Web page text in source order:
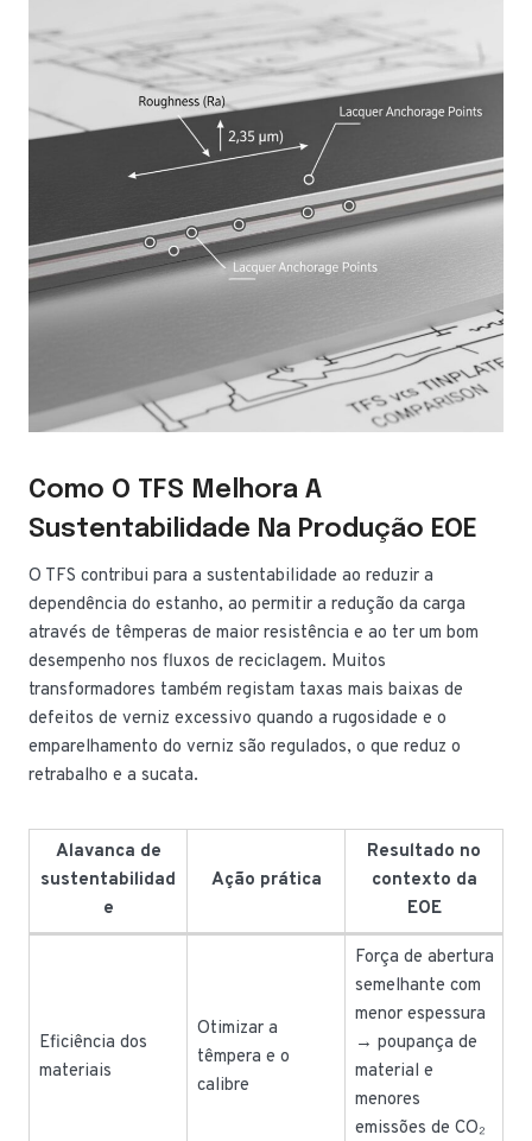
Como O TFS Melhora A
Sustentabilidade Na Produção EOE
O TFS contribui para a sustentabilidade ao reduzir a
dependência do estanho, ao permitir a redução da carga
através de têmperas de maior resistência e ao ter um bom
desempenho nos fluxos de reciclagem. Muitos
transformadores também registam taxas mais baixas de
defeitos de verniz excessivo quando a rugosidade e o
emparelhamento do verniz são regulados, o que reduz o
retrabalho e a sucata.
Alavanca de
sustentabilidad
e
Ação prática
Resultado no
contexto da
EOE
Eficiência dos
materiais
Otimizar a
têmpera e o
calibre
Força de abertura
semelhante com
menor espessura
→ poupança de
material e
menores
emissões de CO₂